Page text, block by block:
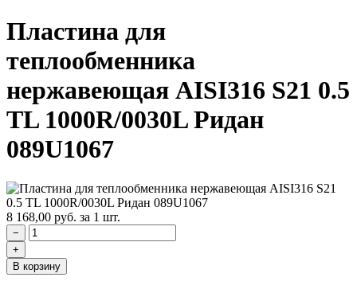
Пластина для
теплообменника
нержавеющая AISI316 S21 0.5
TL 1000R/0030L Ридан
089U1067
8 168,00 руб. за 1 шт.
−
+
В корзину